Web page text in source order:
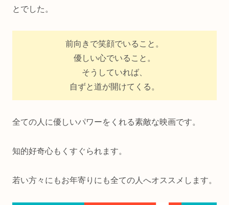
とでした。
前向きで笑顔でいること。
優しい心でいること。
そうしていれば、
自ずと道が開けてくる。
全ての人に優しいパワーをくれる素敵な映画です。
知的好奇心もくすぐられます。
若い方々にもお年寄りにも全ての人へオススメします。